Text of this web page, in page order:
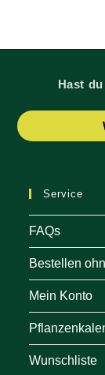
Hast
Service
FAQs
Bestellen
Mein Konto
Wunschliste